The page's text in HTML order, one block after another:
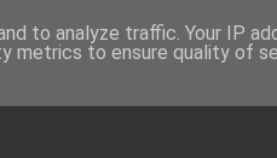
to analyze traffic. Your IP
metrics to ensure quality of